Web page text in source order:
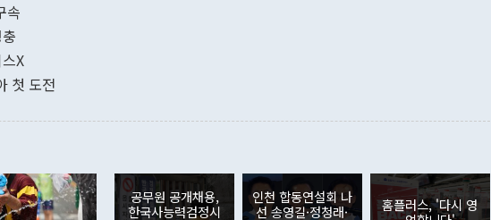
"우리의 선의대로 하는 게 과연 한반도의 평화와 안정에 플러스냐, 결론적
관은 업무보고 사후 브리핑에서 정 장관이 언급한 '4자 회담'에 대해 "이상
이 9월 러시아 블라디보스토크에서 열리는 '동방경제포럼(EEF)'을 언급하
며 "정부 차원에서 (참석을) 검토하고 있다"고 발언한 데 대해서도 조 장관
은 "그것은 외교부의 몫"이라며 "아직 거기까지 진도가 나가지 않았다"고
기록했지만 지식재산권사용료수지는 전월 흑자에서 4억4000만달러 적자
로 전환됐다. 본원소득수지는 배당소득을 중심으로 32억7000만달러 흑자
는 배당수입이 늘어난 데다 전월 분기배당에 따른 기저효과로 배당지급이
였던 올해 3월(369억9000만달러)을 넘어선 것이다. 직접투자에서는 내국
인의 해외투자가 80억1000만달러, 외국인의 국내투자가 46억3000만달러
각각 증가했다. 증권투자에서는 외국인의 국내 주식 매도세가 이어졌다. 외
속
X
첫 도전
공무원 공개채용,
한국사능력검정시
인천 합동연설회 나
선 송영길·정청래·
홈플러스, '다시 영